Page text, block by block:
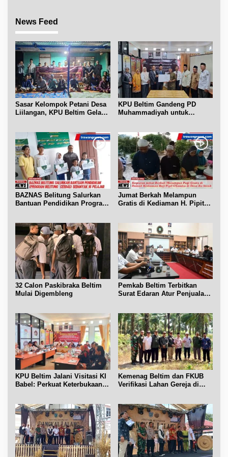
News Feed
Sasar Kelompok Petani Desa
Liilangan, KPU Beltim Gelar
KPU Beltim Gandeng PD
Muhammadiyah untuk
BAZNAS Belitung Salurkan
Bantuan Pendidikan Program
Jumat Berkah Melampun
Gratis di Kediaman H. Pipit
32 Calon Paskibraka Beltim
Mulai Digembleng
Pemkab Beltim Terbitkan
Surat Edaran Atur Penjualan
KPU Beltim Jalani Visitasi KI
Babel: Perkuat Keterbukaan
Kemenag Beltim dan FKUB
Verifikasi Lahan Gereja di